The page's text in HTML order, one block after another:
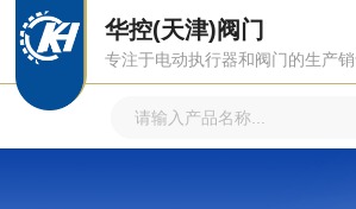
华控(天津)阀门
专注于电动执行器和阀门的生产销